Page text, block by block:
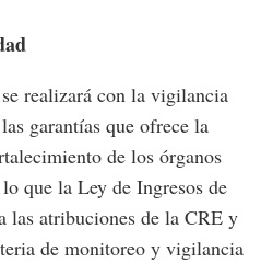
realizará con la vigilancia
garantías que ofrece la
de los órganos
que la Ley de Ingresos de
las atribuciones de la CRE y
de monitoreo y vigilancia